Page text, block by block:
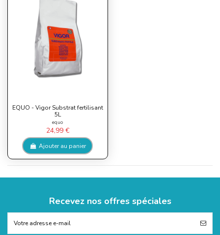
EQUO - Vigor Substrat fertilisant
5L
equo
24,99 €
Ajouter au panier
Recevez nos offres spéciales